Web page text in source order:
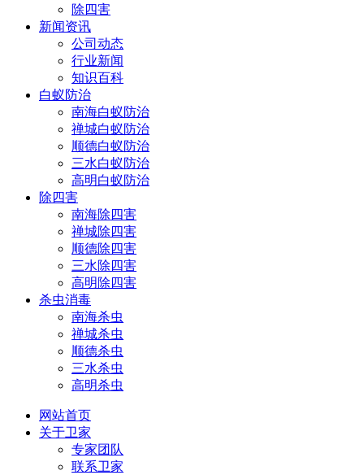
除四害
新闻资讯
公司动态
行业新闻
知识百科
白蚁防治
南海白蚁防治
禅城白蚁防治
顺德白蚁防治
三水白蚁防治
高明白蚁防治
除四害
南海除四害
禅城除四害
顺德除四害
三水除四害
高明除四害
杀虫消毒
南海杀虫
禅城杀虫
顺德杀虫
三水杀虫
高明杀虫
网站首页
关于卫家
专家团队
联系卫家